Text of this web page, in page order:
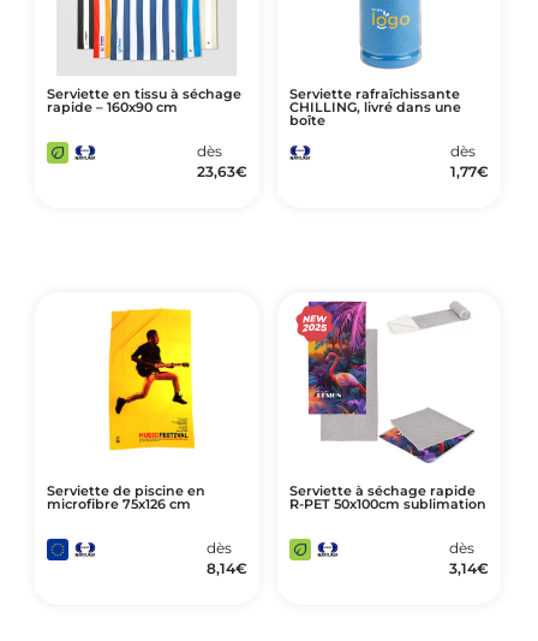
Serviette en tissu à séchage
rapide – 160x90 cm
dès
23,63€
Serviette rafraîchissante
CHILLING, livré dans une
boîte
dès
1,77€
Serviette de piscine en
microfibre 75x126 cm
dès
8,14€
Serviette à séchage rapide
R-PET 50x100cm sublimation
dès
3,14€